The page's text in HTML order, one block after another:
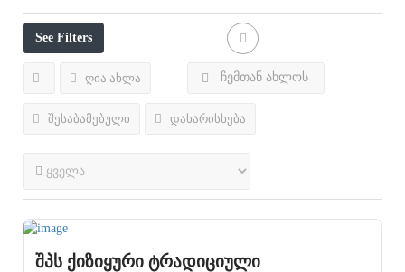
See Filters
ღია ახლა ჩემთან ახლოს
შესაბამებული დახარისხება
შპს ქიზიყური ტრადიციული